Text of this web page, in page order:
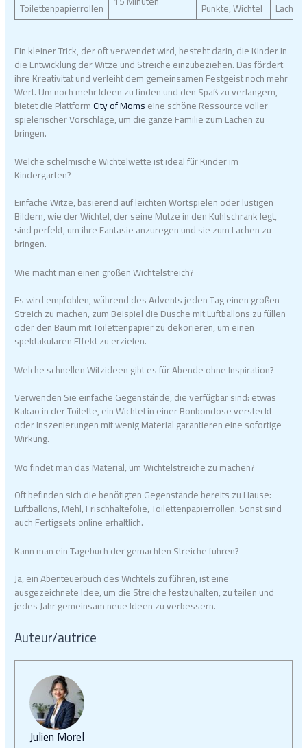
Toilettenpapierrollen Punkte, Wichtel Lächeln
Ein kleiner Trick, der oft verwendet wird, besteht darin, die Kinder in
die Entwicklung der Witze und Streiche einzubeziehen. Das fördert
ihre Kreativität und verleiht dem gemeinsamen Festgeist noch mehr
Wert. Um noch mehr Ideen zu finden und den Spaß zu verlängern,
bietet die PlattformCity of Momseine schöne Ressource voller
spielerischer Vorschläge, um die ganze Familie zum Lachen zu
bringen.
Welche schelmische Wichtelwette ist ideal für Kinder im
Kindergarten?
Einfache Witze, basierend auf leichten Wortspielen oder lustigen
Bildern, wie der Wichtel, der seine Mütze in den Kühlschrank legt,
sind perfekt, um ihre Fantasie anzuregen und sie zum Lachen zu
bringen.
Wie macht man einen großen Wichtelstreich?
Es wird empfohlen, während des Advents jeden Tag einen großen
Streich zu machen, zum Beispiel die Dusche mit Luftballons zu füllen
oder den Baum mit Toilettenpapier zu dekorieren, um einen
spektakulären Effekt zu erzielen.
Welche schnellen Witzideen gibt es für Abende ohne Inspiration?
Verwenden Sie einfache Gegenstände, die verfügbar sind: etwas
Kakao in der Toilette, ein Wichtel in einer Bonbondose versteckt
oder Inszenierungen mit wenig Material garantieren eine sofortige
Wirkung.
Wo findet man das Material, um Wichtelstreiche zu machen?
Oft befinden sich die benötigten Gegenstände bereits zu Hause:
Luftballons, Mehl, Frischhaltefolie, Toilettenpapierrollen. Sonst sind
auch Fertigsets online erhältlich.
Kann man ein Tagebuch der gemachten Streiche führen?
Ja, ein Abenteuerbuch des Wichtels zu führen, ist eine
ausgezeichnete Idee, um die Streiche festzuhalten, zu teilen und
jedes Jahr gemeinsam neue Ideen zu verbessern.
Auteur/autrice
Julien Morel